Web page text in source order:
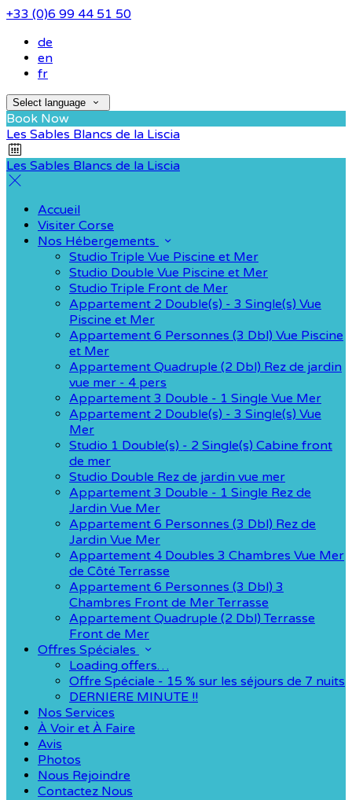
+33 (0)6 99 44 51 50
de
en
fr
Select language
Book Now
Les Sables Blancs de la Liscia
Les Sables Blancs de la Liscia
Accueil
Visiter Corse
Nos Hébergements
Studio Triple Vue Piscine et Mer
Studio Double Vue Piscine et Mer
Studio Triple Front de Mer
Appartement 2 Double(s) - 3 Single(s) Vue
Piscine et Mer
Appartement 6 Personnes (3 Dbl) Vue Piscine
et Mer
Appartement Quadruple (2 Dbl) Rez de jardin
vue mer - 4 pers
Appartement 3 Double - 1 Single Vue Mer
Appartement 2 Double(s) - 3 Single(s) Vue
Mer
Studio 1 Double(s) - 2 Single(s) Cabine front
de mer
Studio Double Rez de jardin vue mer
Appartement 3 Double - 1 Single Rez de
Jardin Vue Mer
Appartement 6 Personnes (3 Dbl) Rez de
Jardin Vue Mer
Appartement 4 Doubles 3 Chambres Vue Mer
de Côté Terrasse
Appartement 6 Personnes (3 Dbl) 3
Chambres Front de Mer Terrasse
Appartement Quadruple (2 Dbl) Terrasse
Front de Mer
Offres Spéciales
Loading offers…
Offre Spéciale - 15 % sur les séjours de 7 nuits
DERNIERE MINUTE !!
Nos Services
À Voir et À Faire
Avis
Photos
Nous Rejoindre
Contactez Nous